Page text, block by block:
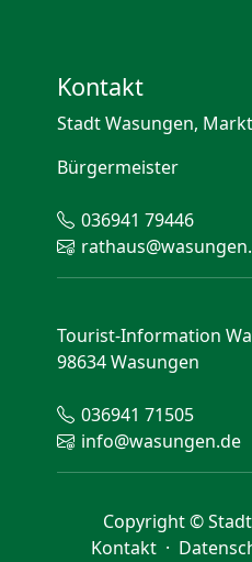
Kontakt
Stadt Wasungen,
Bürgermeister
036941 79446
Tourist-Information
98634 Wasungen
036941 71505
info@wasungen.de
Copyright ©
Kontakt ·